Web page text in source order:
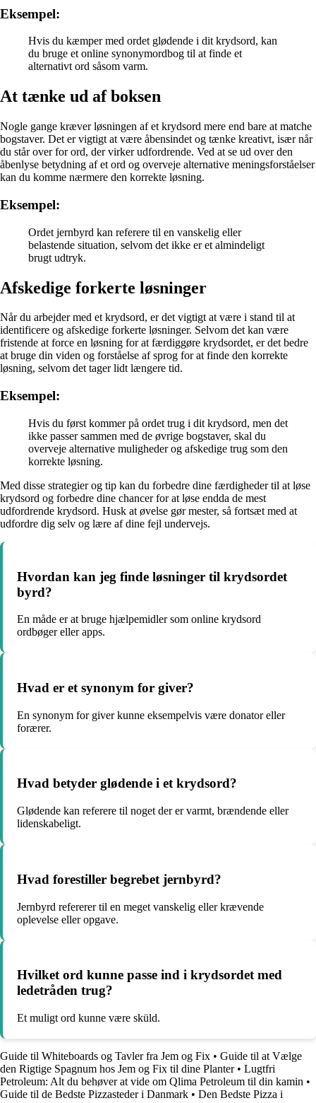
Eksempel:
Hvis du kæmper med ordet glødende i dit krydsord, kan
du bruge et online synonymordbog til at finde et
alternativt ord såsom varm.
At tænke ud af boksen
Nogle gange kræver løsningen af et krydsord mere end bare at matche
bogstaver. Det er vigtigt at være åbensindet og tænke kreativt, især når
du står over for ord, der virker udfordrende. Ved at se ud over den
åbenlyse betydning af et ord og overveje alternative meningsforståelser
kan du komme nærmere den korrekte løsning.
Eksempel:
Ordet jernbyrd kan referere til en vanskelig eller
belastende situation, selvom det ikke er et almindeligt
brugt udtryk.
Afskedige forkerte løsninger
Når du arbejder med et krydsord, er det vigtigt at være i stand til at
identificere og afskedige forkerte løsninger. Selvom det kan være
fristende at force en løsning for at færdiggøre krydsordet, er det bedre
at bruge din viden og forståelse af sprog for at finde den korrekte
løsning, selvom det tager lidt længere tid.
Eksempel:
Hvis du først kommer på ordet trug i dit krydsord, men det
ikke passer sammen med de øvrige bogstaver, skal du
overveje alternative muligheder og afskedige trug som den
korrekte løsning.
Med disse strategier og tip kan du forbedre dine færdigheder til at løse
krydsord og forbedre dine chancer for at løse endda de mest
udfordrende krydsord. Husk at øvelse gør mester, så fortsæt med at
udfordre dig selv og lære af dine fejl undervejs.
Hvordan kan jeg finde løsninger til krydsordet
byrd?
En måde er at bruge hjælpemidler som online krydsord
ordbøger eller apps.
Hvad er et synonym for giver?
En synonym for giver kunne eksempelvis være donator eller
forærer.
Hvad betyder glødende i et krydsord?
Glødende kan referere til noget der er varmt, brændende eller
lidenskabeligt.
Hvad forestiller begrebet jernbyrd?
Jernbyrd refererer til en meget vanskelig eller krævende
oplevelse eller opgave.
Hvilket ord kunne passe ind i krydsordet med
ledetråden trug?
Et muligt ord kunne være sküld.
Guide til Whiteboards og Tavler fra Jem og Fix • Guide til at Vælge
den Rigtige Spagnum hos Jem og Fix til dine Planter• Lugtfri
Petroleum: Alt du behøver at vide om Qlima Petroleum til din kamin •
Guide til de Bedste Pizzasteder i Danmark • Den Bedste Pizza i